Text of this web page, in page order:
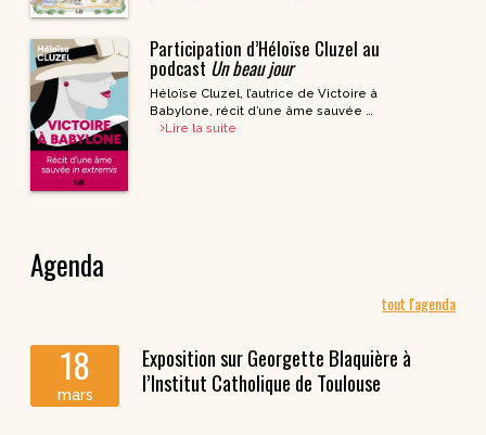
Participation d’Héloïse Cluzel au
podcast Un beau jour
Héloïse Cluzel, l’autrice de Victoire à
Babylone, récit d’une âme sauvée …
Lire la suite
Agenda
tout l'agenda
18
mars
Exposition sur Georgette Blaquière à
l’Institut Catholique de Toulouse